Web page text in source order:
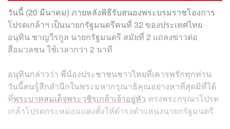
วันนี้ (20 มีนาคม) ภายหลังพิธีรับสนองพระบรมราชโองการ
โปรดเกล้าฯ เป็นนายกรัฐมนตรีคนที่ 32 ของประเทศไทย
อนุทิน ชาญวีรกูล นายกรัฐมนตรี สมัยที่ 2 แถลงข่าวต่อ
สื่อมวลชน ใช้เวลากว่า 2 นาที
อนุทินกล่าวว่า พี่น้องประชาชนชาวไทยที่เคารพรักทุกท่าน
วันนี้ตนรู้สึกสำนึกในพระมหากรุณาธิคุณอย่างหาที่สุดมิที่ได้
ที่พระบาทสมเด็จพระวชิรเกล้าเจ้าอยู่หัว ทรงพระกรุณาโปรด
เกล้าโปรดกระหม่อมแต่งตั้งให้ดำรงตำแหน่งนายกรัฐมนตรี